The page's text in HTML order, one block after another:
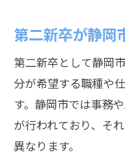
第二新卒が静岡
第二新卒として静岡
分が希望する職種や
す。静岡市では事務
が行われており、そ
異なります。